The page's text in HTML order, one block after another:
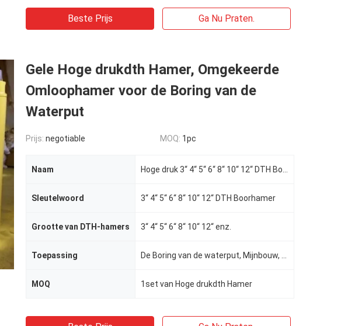
Beste Prijs Ga Nu Praten.
Gele Hoge drukdth Hamer, Omgekeerde
Omloophamer voor de Boring van de
Waterput
Prijs: negotiable MOQ: 1pc
Naam
Sleutelwoord 3“ 4“ 5“ 6“ 8“ 10“ 12“ DTH Boorhamer
Grootte van DTH-hamers 3“ 4“ 5“ 6“ 8“ 10“ 12“ enz.
Toepassing
MOQ 1set van Hoge drukdth Hamer